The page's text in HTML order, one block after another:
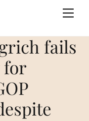
fails
for